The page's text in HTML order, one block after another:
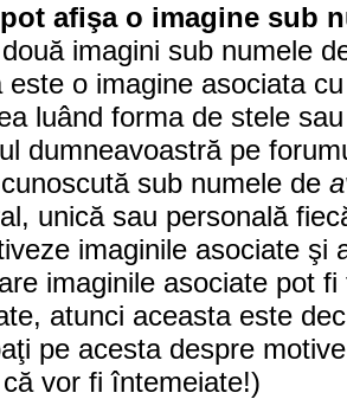
afişa o imagine sub
imagini sub numele
este o imagine asociata
luând forma de stele
dumneavoastră pe
sub numele de
unică sau personală
imaginile asociate şi
imaginile asociate pot
atunci aceasta este
pe acesta despre
vor fi întemeiate!)